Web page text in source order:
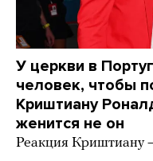
У церкви в
человек, чтобы
Криштиану
женится не он
Реакция Криштиану